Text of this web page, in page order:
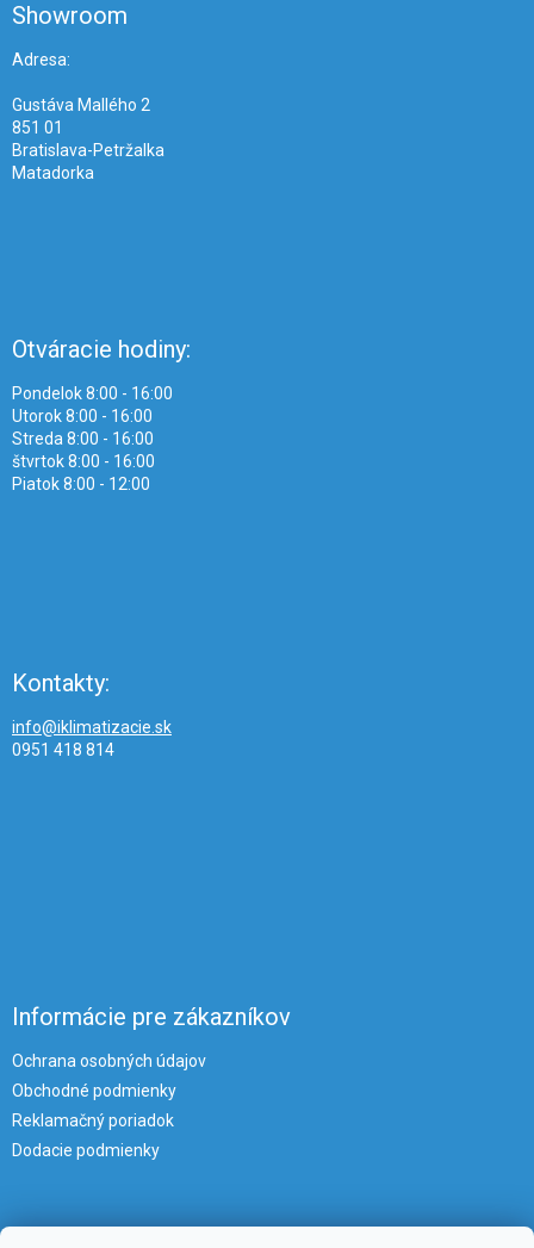
Showroom
Adresa:
Gustáva Mallého 2
851 01
Bratislava-Petržalka
Matadorka
Otváracie hodiny:
Pondelok 8:00 - 16:00
Utorok 8:00 - 16:00
Streda 8:00 - 16:00
štvrtok 8:00 - 16:00
Piatok 8:00 - 12:00
Kontakty:
info@iklimatizacie.sk
0951 418 814
Informácie pre zákazníkov
Ochrana osobných údajov
Obchodné podmienky
Reklamačný poriadok
Dodacie podmienky